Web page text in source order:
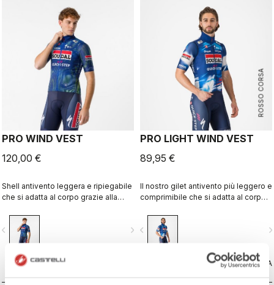
PRO WIND VEST
120,00 €
Shell antivento leggera e ripiegabile
che si adatta al corpo grazie alla
elasticizzato e al colletto alto.
navigate_next
ROSSO CORSA
PRO LIGHT WIND VEST
89,95 €
Il nostro gilet antivento più leggero e
comprimibile che si adatta al corpo
traspirante elasticizzato.
navigate_before
CONFRONTA